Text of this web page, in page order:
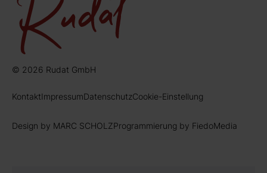
© 2026 Rudat GmbH
KontaktImpressumDatenschutzCookie-Einstellung
Design by MARC SCHOLZProgrammierung by FiedoMedia